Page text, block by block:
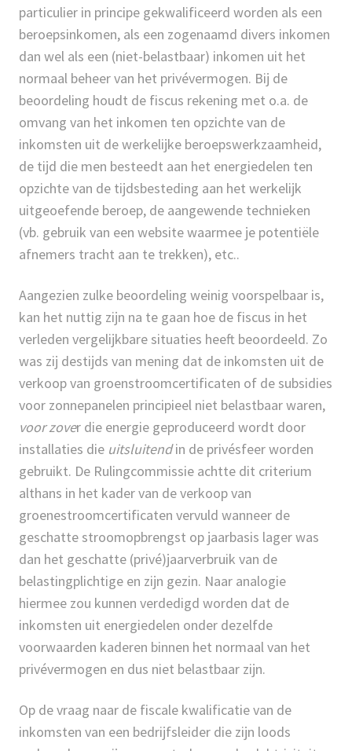
particulier in principe gekwalificeerd worden als een
beroepsinkomen, als een zogenaamd divers inkomen
dan wel als een (niet-belastbaar) inkomen uit het
normaal beheer van het privévermogen. Bij de
beoordeling houdt de fiscus rekening met o.a. de
omvang van het inkomen ten opzichte van de
inkomsten uit de werkelijke beroepswerkzaamheid,
de tijd die men besteedt aan het energiedelen ten
opzichte van de tijdsbesteding aan het werkelijk
uitgeoefende beroep, de aangewende technieken
(vb. gebruik van een website waarmee je potentiële
afnemers tracht aan te trekken), etc..
Aangezien zulke beoordeling weinig voorspelbaar is,
kan het nuttig zijn na te gaan hoe de fiscus in het
verleden vergelijkbare situaties heeft beoordeeld. Zo
was zij destijds van mening dat de inkomsten uit de
verkoop van groenstroomcertificaten of de subsidies
voor zonnepanelen principieel niet belastbaar waren,
voor zover die energie geproduceerd wordt door
installaties die uitsluitendin de privésfeer worden
gebruikt. De Rulingcommissie achtte dit criterium
althans in het kader van de verkoop van
groenestroomcertificaten vervuld wanneer de
geschatte stroomopbrengst op jaarbasis lager was
dan het geschatte (privé)jaarverbruik van de
belastingplichtige en zijn gezin. Naar analogie
hiermee zou kunnen verdedigd worden dat de
inkomsten uit energiedelen onder dezelfde
voorwaarden kaderen binnen het normaal van het
privévermogen en dus niet belastbaar zijn.
Op de vraag naar de fiscale kwalificatie van de
inkomsten van een bedrijfsleider die zijn loods